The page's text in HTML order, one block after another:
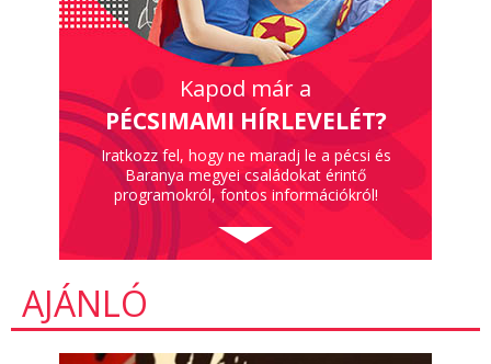
Kapod már a
PÉCSIMAMI HÍRLEVELÉT?
Iratkozz fel, hogy ne maradj le a pécsi és
Baranya megyei családokat érintő
programokról, fontos információkról!
AJÁNLÓ